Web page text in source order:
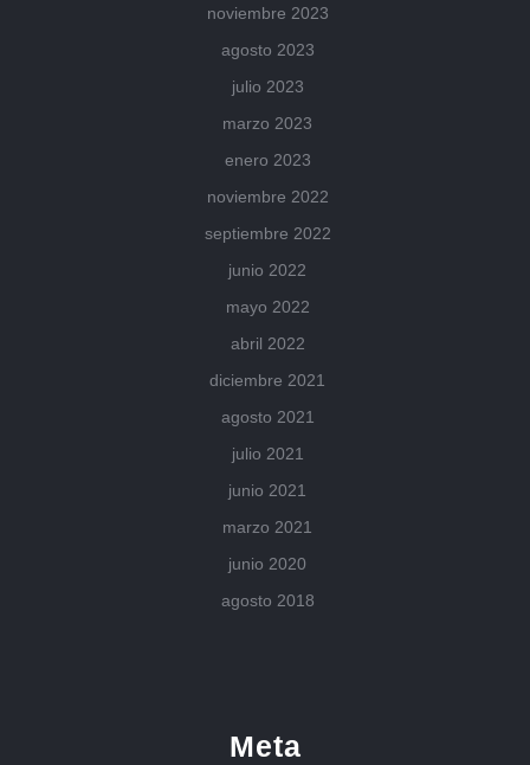
noviembre 2023
agosto 2023
julio 2023
marzo 2023
enero 2023
noviembre 2022
septiembre 2022
junio 2022
mayo 2022
abril 2022
diciembre 2021
agosto 2021
julio 2021
junio 2021
marzo 2021
junio 2020
agosto 2018
Meta